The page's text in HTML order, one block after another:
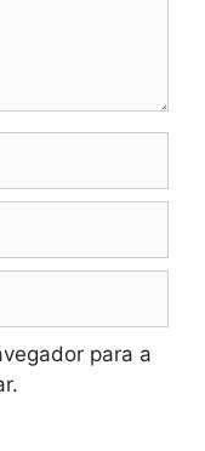
para a